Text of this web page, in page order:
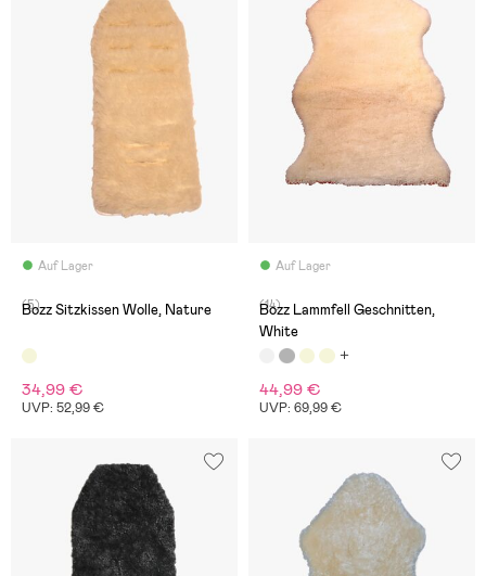
Auf Lager
(5)
Bozz Sitzkissen Wolle, Nature
34,99 €
UVP: 52,99 €
Auf Lager
(14)
Bozz Lammfell Geschnitten,
White
44,99 €
UVP: 69,99 €